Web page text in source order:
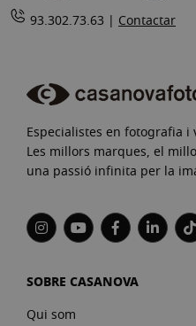
93.302.73.63 | Contactar
Especialistes en fotografia i
Les millors marques, el
una passió infinita per la
SOBRE CASANOVA
Qui som